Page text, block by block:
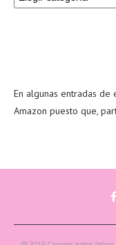
En algunas entradas
Amazon puesto que,